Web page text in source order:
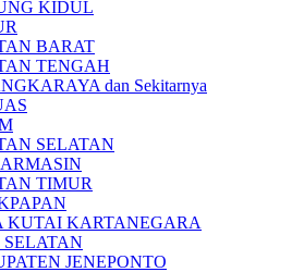
KIDUL
BARAT
TENGAH
dan Sekitarnya
SELATAN
TIMUR
KUTAI KARTANEGARA
SELATAN
JENEPONTO